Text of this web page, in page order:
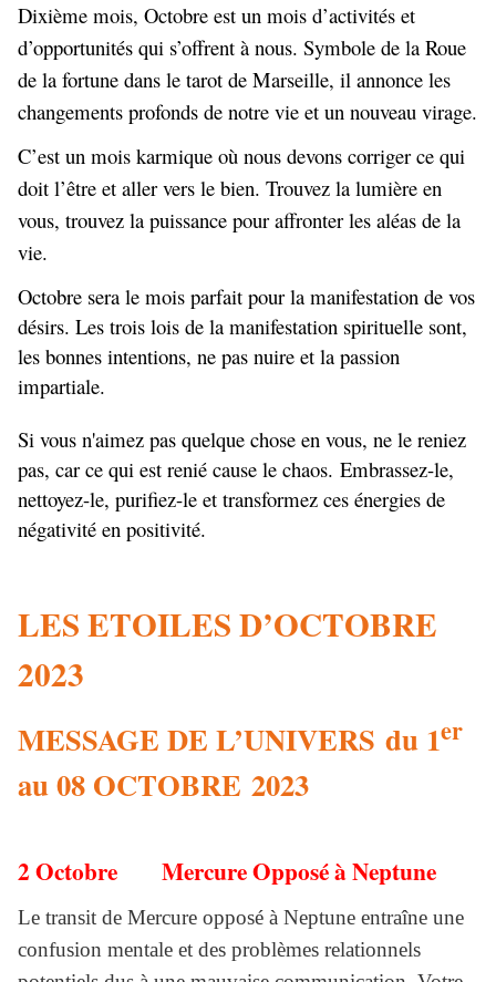
Dixième mois, Octobre est un mois d’activités et
d’opportunités qui s’offrent à nous. Symbole de la Roue
de la fortune dans le tarot de Marseille, il annonce les
changements profonds de notre vie et un nouveau virage.
C’est un mois karmique où nous devons corriger ce qui
doit l’être et aller vers le bien. Trouvez la lumière en
vous, trouvez la puissance pour affronter les aléas de la
vie.
Octobre sera le mois parfait pour la manifestation de vos
désirs. Les trois lois de la manifestation spirituelle sont,
les bonnes intentions, ne pas nuire et la passion
impartiale.
Si vous n'aimez pas quelque chose en vous, ne le reniez
pas, car ce qui est renié cause le chaos. Embrassez-le,
nettoyez-le, purifiez-le et transformez ces énergies de
négativité en positivité.
LES ETOILES D’OCTOBRE
2023
MESSAGE DE L’UNIVERS du 1er
au 08 OCTOBRE 2023
2 Octobre Mercure Opposé à Neptune
Le transit de Mercure opposé à Neptune entraîne une
confusion mentale et des problèmes relationnels